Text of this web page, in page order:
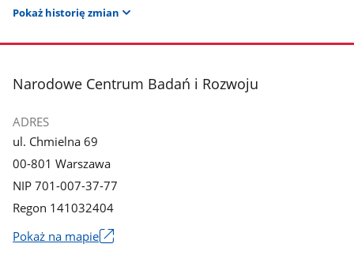
Pokaż historię zmian
stopka
Narodowe Centrum Badań i Rozwoju
ADRES
ul. Chmielna 69
00-801 Warszawa
NIP 701-007-37-77
Regon 141032404
Pokaż na mapie